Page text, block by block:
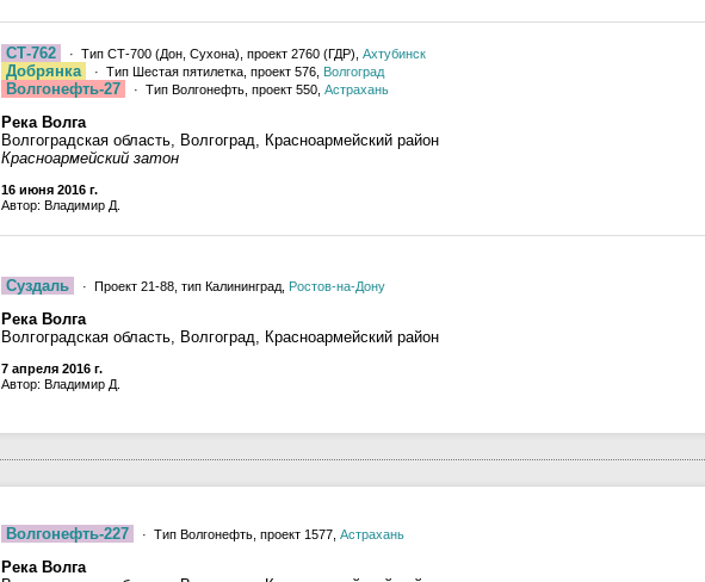
СТ-762 · Тип СТ-700 (Дон, Сухона), проект 2760 (ГДР), Ахтубинск
Добрянка · Тип Шестая пятилетка, проект 576, Волгоград
Волгонефть-27 · Тип Волгонефть, проект 550, Астрахань
Река Волга
Волгоградская область, Волгоград, Красноармейский район
Красноармейский затон
16 июня 2016 г.
Автор: Владимир Д.
Суздаль · Проект 21-88, тип Калининград, Ростов-на-Дону
Река Волга
Волгоградская область, Волгоград, Красноармейский район
7 апреля 2016 г.
Автор: Владимир Д.
Волгонефть-227 · Тип Волгонефть, проект 1577, Астрахань
Река Волга